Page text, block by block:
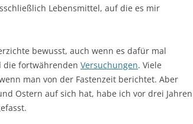
Lebensmittel, auf die es mir
bewusst, auch wenn es dafür mal
die fortwährenden Versuchungen. Viele
man von der Fastenzeit berichtet. Aber
Ostern auf sich hat, habe ich vor drei Jahren